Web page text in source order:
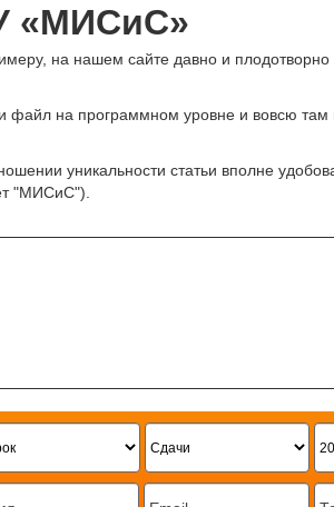
«МИСиС»
на нашем сайте давно и
на программном уровне и вовсю там
уникальности статьи вполне
"МИСиС").